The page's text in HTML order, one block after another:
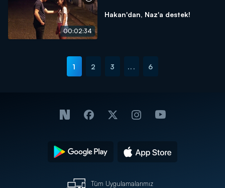
00:02:34
Hakan'dan, Naz'a destek!
1 2 3 ... 6
Tüm Uygulamalarımız